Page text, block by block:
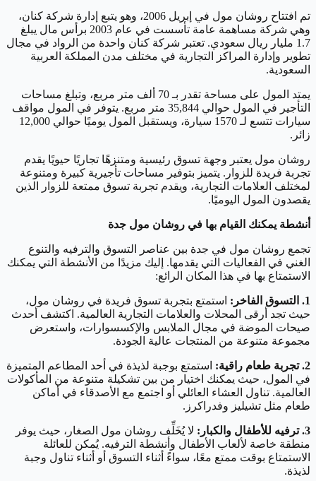
تم افتتاح روشان مول في إبريل 2006، وهو يتبع إدارة شركة كنان،
وهي شركة مساهمة عامة تأسست في عام 2003 برأس مال يبلغ
1.7 مليار ريال سعودي. تعتبر شركة كنان واحدة من الرواد في مجال
تطوير وإدارة المراكز التجارية في مختلف مدن المملكة العربية
السعودية.
يمتد المول على مساحة تقدر بـ 70 ألف متر مربع، وتبلغ مساحات
التأجير في المول حوالي 35,844 متر مربع. يتوفر في المول مواقف
سيارات تتسع لـ 1570 سيارة، ويستقبل المول يوميًا حوالي 12,000
زائر.
روشان مول يعتبر وجهة تسوق رئيسية ومتنزهًا تجاريًا حيويًا يقدم
تجربة فريدة للزوار. يتميز بتوفير مساحات تأجيرية كبيرة ومتنوعة
لمختلف العلامات التجارية، ويقدم تجربة تسوق ممتعة للزوار الذين
يقصدون المول اليوميًا.
أنشطة يمكنك القيام بها في روشان مول جدة
تجمع روشان مول في جدة بين عناصر التسوق والترفيه والتنوع
الغني في الفعاليات التي يقدمها. إليك مزيدًا من الأنشطة التي يمكنك
الاستمتاع بها في هذا المكان الرائع:
1. التسوق الفاخر:
استمتع بتجربة تسوق فريدة في روشان مول،
حيث تجد أرقى المحلات والعلامات التجارية العالمية. اكتشف أحدث
صيحات الموضة في مجال الملابس والإكسسوارات، واستعرض
مجموعة متنوعة من المنتجات عالية الجودة.
2. تجربة طعام راقية:
استمتع بوجبة لذيذة في أحد المطاعم المتميزة
في المول، حيث يمكنك اختيار من بين تشكيلة متنوعة من المأكولات
العالمية. تناول العشاء العائلي أو اجتمع مع الأصدقاء في أماكن
طعام مثل تشيليز وفدراكرز.
3. ترفيه للأطفال والكبار:
لا يُخَلِّف روشان مول الصغار، حيث يوفر
منطقة خاصة لألعاب الأطفال وأنشطة الترفيه. يُمكن للعائلة
الاستمتاع بوقت ممتع معًا، سواءً أثناء التسوق أو أثناء تناول وجبة
لذيذة.